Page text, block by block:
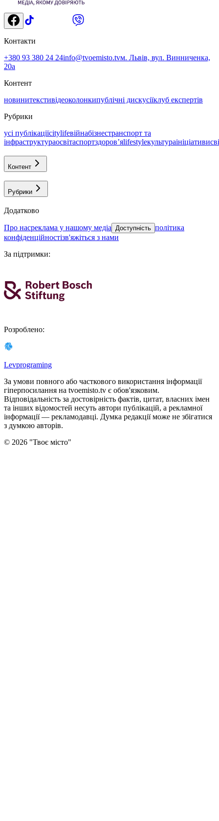
Контакти
+380 93 380 24 24info@tvoemisto.tvм. Львів, вул. Винниченка,
20а
Контент
новинитекстивідеоколонкипублічні дискусіїклуб експертів
Рубрики
усі публікаціїcitylifeвійнабізнестранспорт та
інфраструктураосвітаспортздоровʼяlifestyleкультураініціативи
Контент
Рубрики
Додатково
про насреклама у нашому медіа Доступність політика
конфіденційностізв'яжіться з нами
За підтримки:
Розроблено:
Levprograming
За умови повного або часткового використання iнформацiї
гіперпосилання на tvoemisto.tv є обов'язковим.
Відповідальність за достовірність фактів, цитат, власних імен
та інших відомостей несуть автори публікацій, а рекламної
інформації — рекламодавці. Думка редакцiї може не збiгатися
з думкою авторiв.
© 2026 "Твоє місто"